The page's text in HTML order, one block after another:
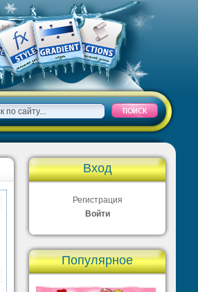
Вход
Регистрация
Войти
Популярное